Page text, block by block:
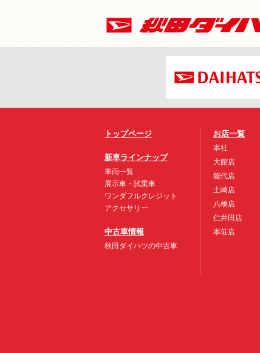
トップページ
新車ラインナップ
車両一覧
展示車・試乗車
ワンダフルクレジット
アクセサリー
中古車情報
秋田ダイハツの中古車
お店一覧
本社
大館店
能代店
土崎店
八橋店
仁井田店
本荘店